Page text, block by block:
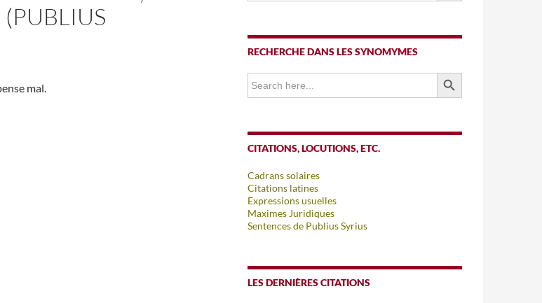
mal.
RECHERCHE DANS LES SYNOMYMES
Search
for:
SEARCH BUTTON
CITATIONS, LOCUTIONS, ETC.
Cadrans solaires
Citations latines
Expressions usuelles
Maximes Juridiques
Sentences de Publius Syrius
LES DERNIÈRES CITATIONS